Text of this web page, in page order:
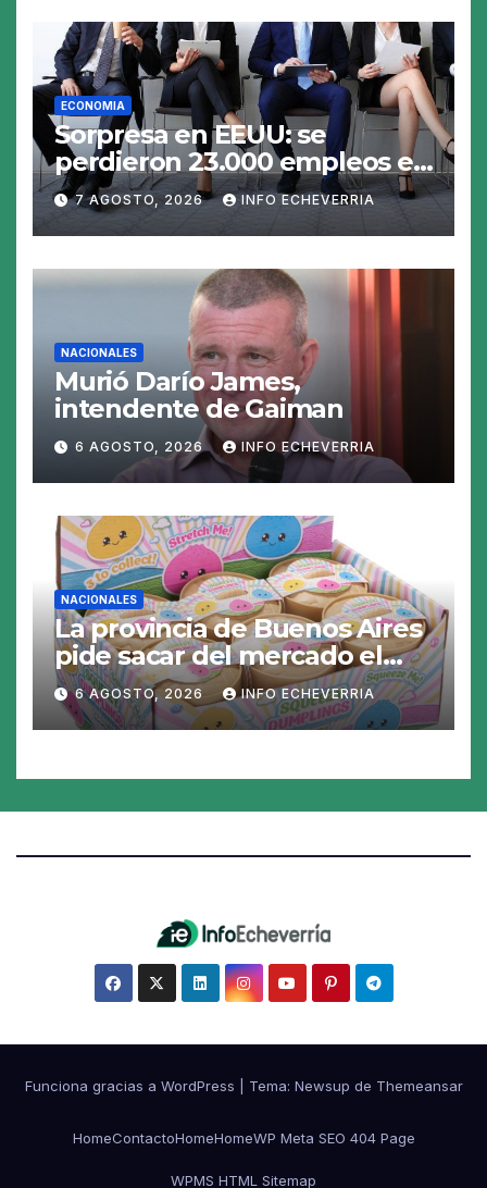
ECONOMIA
Sorpresa en EEUU: se
perdieron 23.000 empleos en
julio y el mercado recalcula
las perspectivas para las
tasas
7 AGOSTO, 2026 INFO ECHEVERRIA
NACIONALES
Murió Darío James,
intendente de Gaiman
6 AGOSTO, 2026 INFO ECHEVERRIA
NACIONALES
La provincia de Buenos Aires
pide sacar del mercado el
«Squeezy Dumpling», un
juguete «tóxico»
6 AGOSTO, 2026 INFO ECHEVERRIA
Funciona gracias a WordPress Tema: Newsup de Themeansar
HomeContactoHomeHomeWP Meta SEO 404 Page
WPMS HTML Sitemap